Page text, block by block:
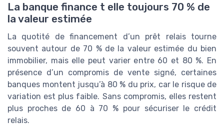
La banque finance t elle toujours 70 % de
la valeur estimée
La quotité de financement d’un prêt relais tourne
souvent autour de 70 % de la valeur estimée du bien
immobilier, mais elle peut varier entre 60 et 80 %. En
présence d’un compromis de vente signé, certaines
banques montent jusqu’à 80 % du prix, car le risque de
variation est plus faible. Sans compromis, elles restent
plus proches de 60 à 70 % pour sécuriser le crédit
relais.